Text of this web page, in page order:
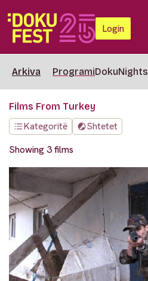
Login
Arkiva ProgramiDokuNights
Films From Turkey
Kategoritë
Shtetet
Showing 3 films